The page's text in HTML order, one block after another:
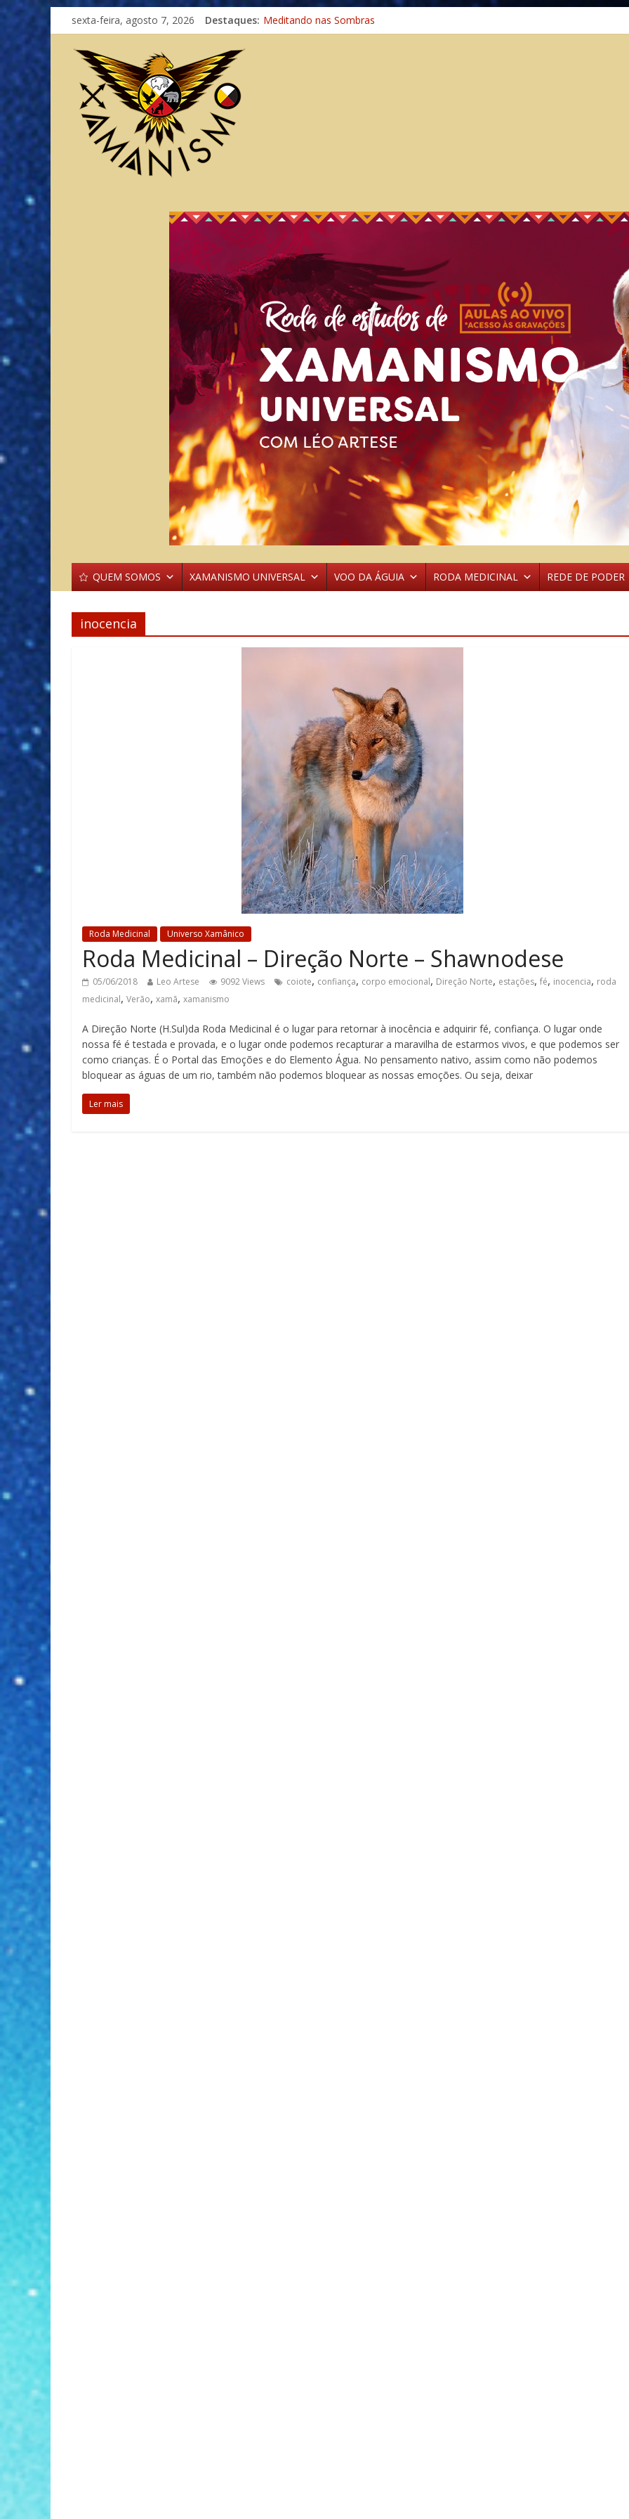
sexta-feira, agosto 7, 2026 Destaques:
Imaginação na Cura
Meditando nas Sombras
QUEM SOMOS XAMANISMO UNIVERSAL VOO DA ÁGUIA RODA MEDICINAL REDE DE PODER
inocencia
Roda Medicinal Universo Xamânico
Roda Medicinal – Direção Norte – Shawnodese
05/06/2018 Leo Artese 9092 Views coiote, confiança, corpo emocional, Direção Norte, estações, fé, inocencia, roda
medicinal, Verão, xamã, xamanismo
A Direção Norte (H.Sul)da Roda Medicinal é o lugar para retornar à inocência e adquirir fé, confiança. O lugar onde
nossa fé é testada e provada, e o lugar onde podemos recapturar a maravilha de estarmos vivos, e que podemos ser
como crianças. É o Portal das Emoções e do Elemento Água. No pensamento nativo, assim como não podemos
bloquear as águas de um rio, também não podemos bloquear as nossas emoções. Ou seja, deixar
Ler mais